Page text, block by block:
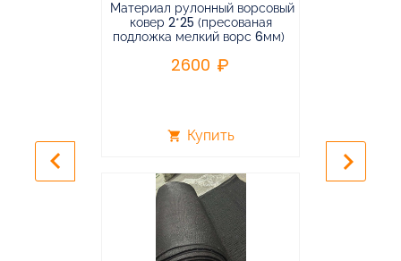
Материал рулонный ворсовый
ковер 2*25 (пресованая
подложка мелкий ворс 6мм)
2600
shopping_cart Купить
keyboard_arrow_left keyboard_arrow_right